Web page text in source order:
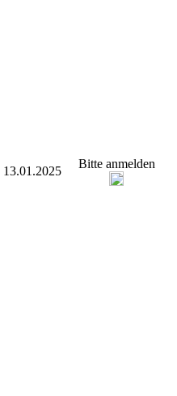
13.01.2025
Bitte anmelden